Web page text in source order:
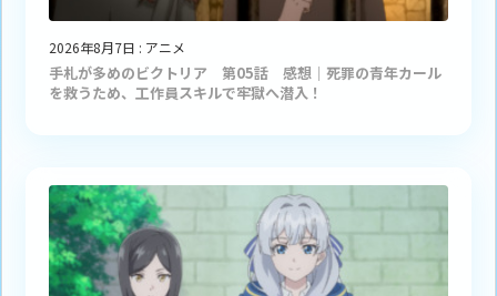
2026年8月7日 : アニメ
手札が多めのビクトリア 第05話 感想｜死罪の青年カール
を救うため、工作員スキルで牢獄へ潜入！